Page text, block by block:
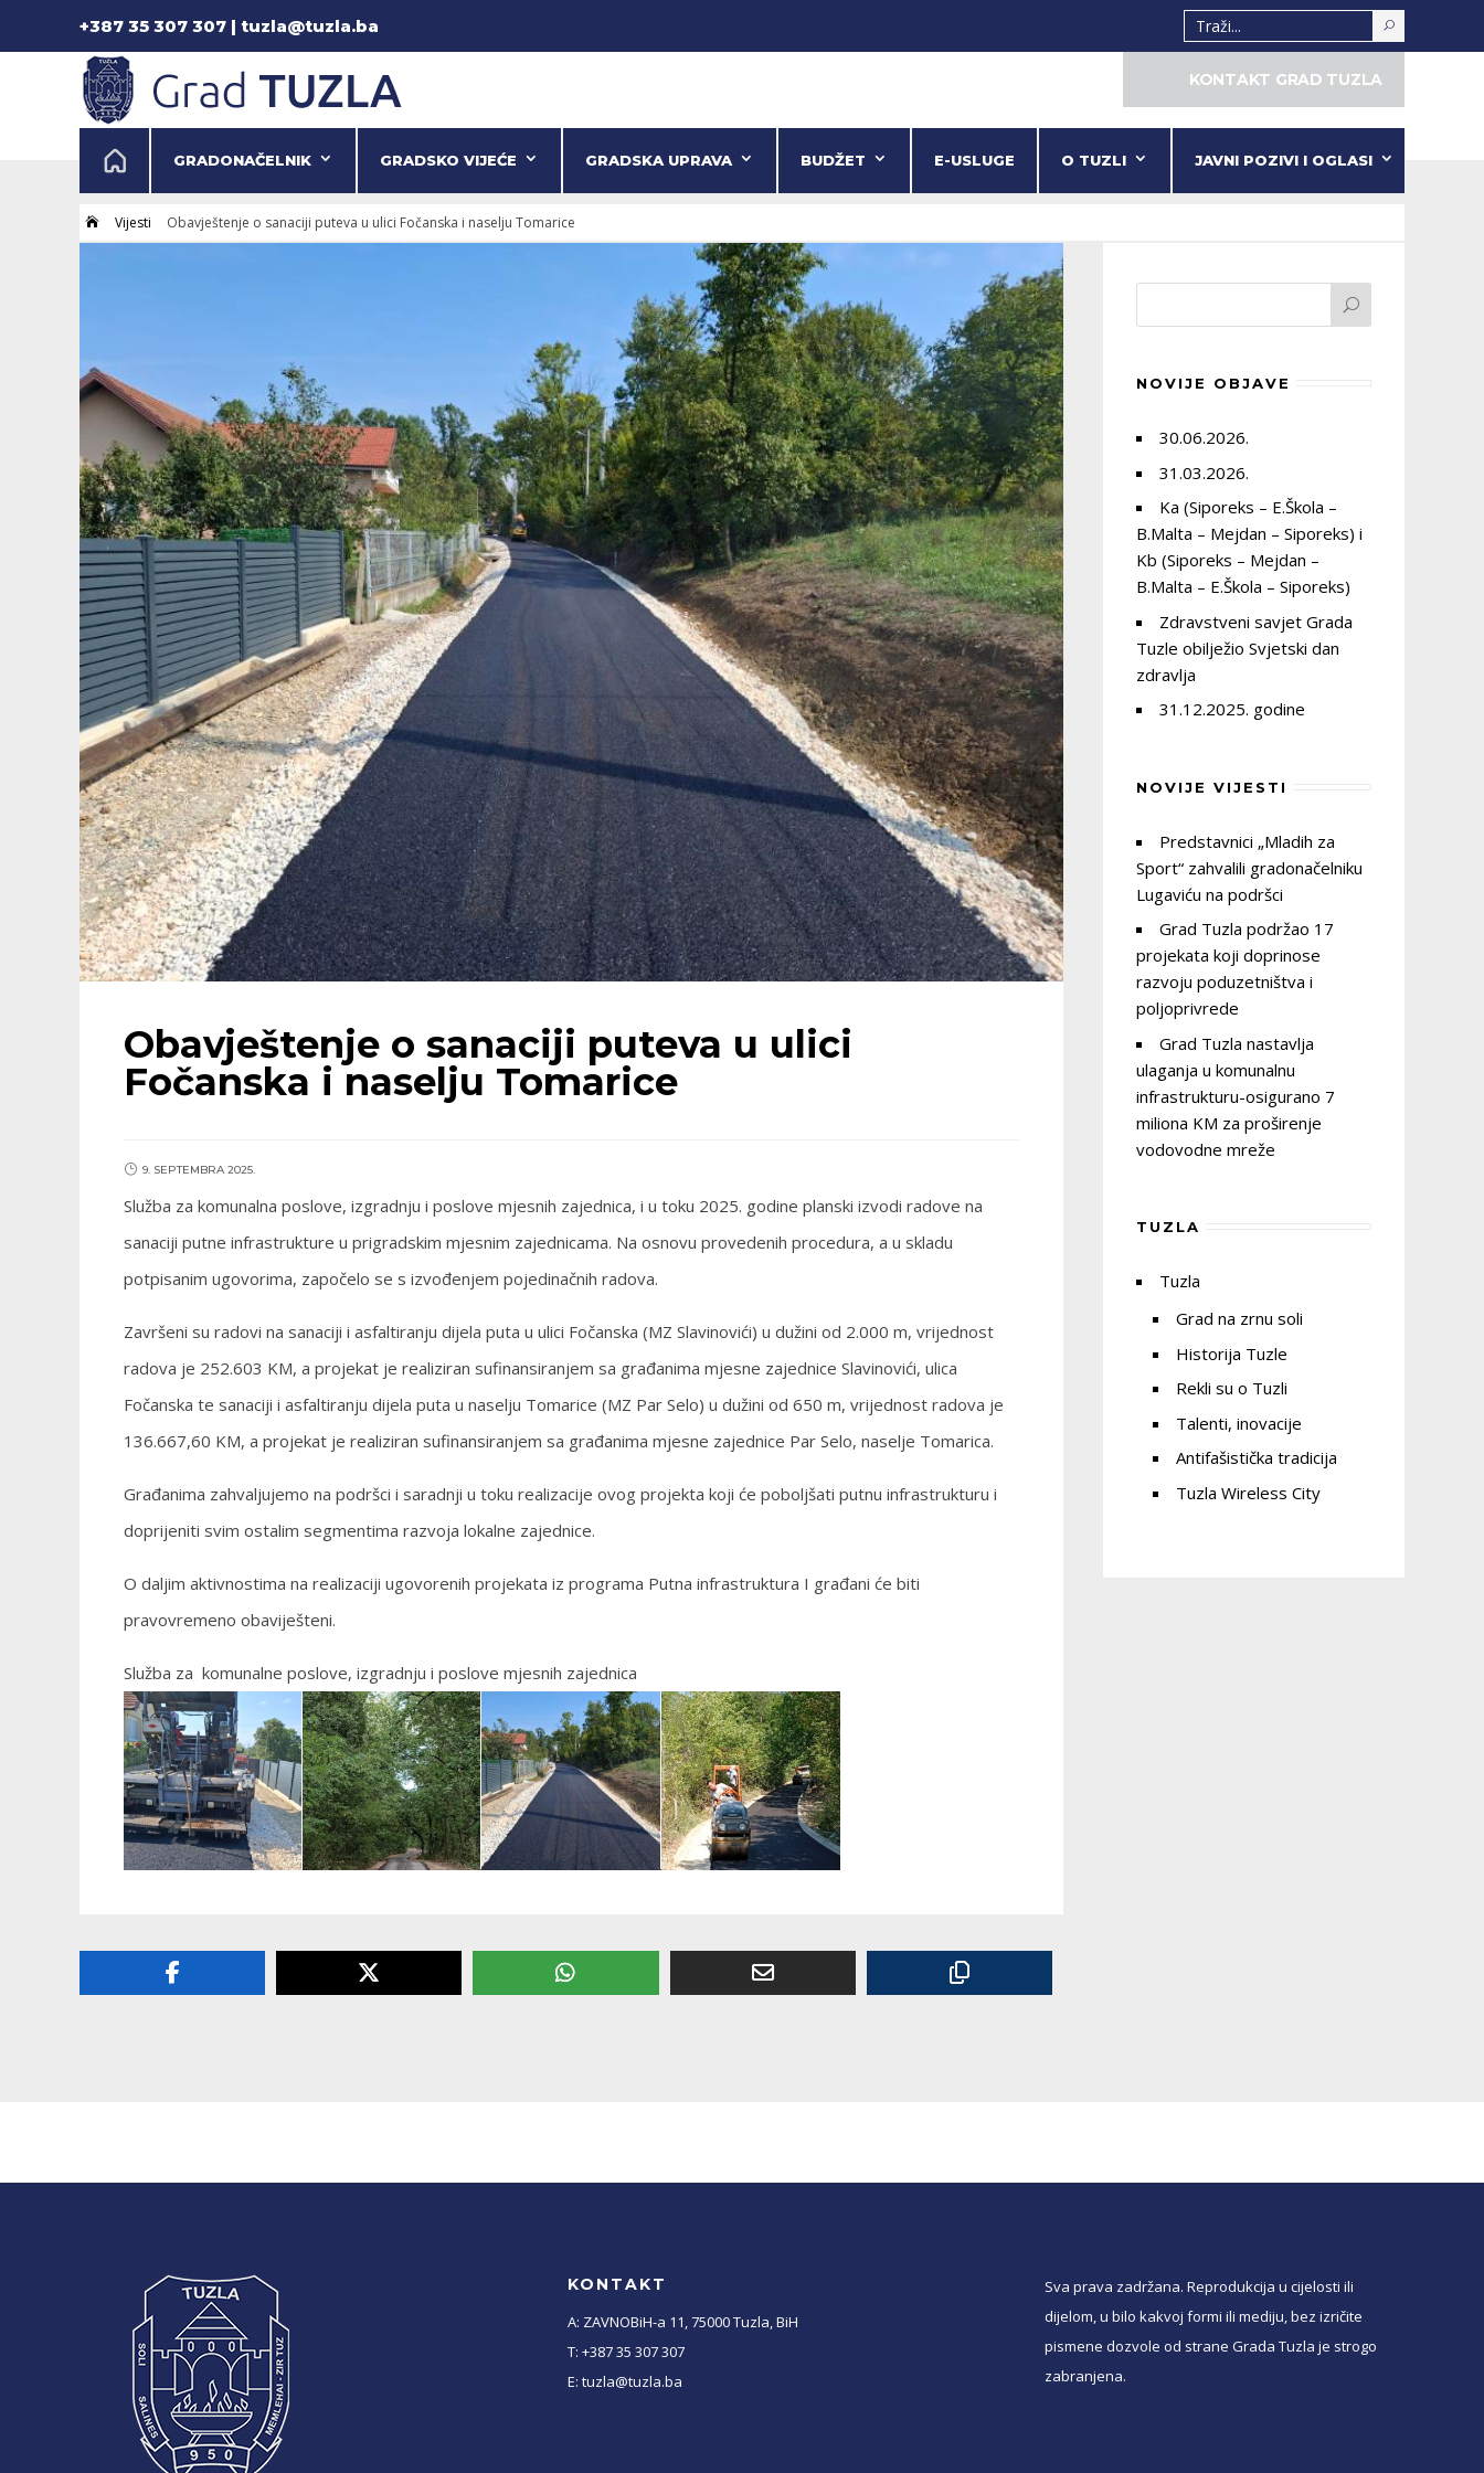
+387 35 307 307 | tuzla@tuzla.ba
KONTAKT GRAD TUZLA
GRADONAČELNIK GRADSKO VIJEĆE GRADSKA UPRAVA BUDŽET E-USLUGE O TUZLI JAVNI POZIVI I OGLASI
 Vijesti Obavještenje o sanaciji puteva u ulici Fočanska i naselju Tomarice
Obavještenje o sanaciji puteva u ulici
Fočanska i naselju Tomarice
9. SEPTEMBRA 2025.
Služba za komunalna poslove, izgradnju i poslove mjesnih zajednica, i u toku 2025. godine planski izvodi radove na
sanaciji putne infrastrukture u prigradskim mjesnim zajednicama. Na osnovu provedenih procedura, a u skladu
potpisanim ugovorima, započelo se s izvođenjem pojedinačnih radova.
Završeni su radovi na sanaciji i asfaltiranju dijela puta u ulici Fočanska (MZ Slavinovići) u dužini od 2.000 m, vrijednost
radova je 252.603 KM, a projekat je realiziran sufinansiranjem sa građanima mjesne zajednice Slavinovići, ulica
Fočanska te sanaciji i asfaltiranju dijela puta u naselju Tomarice (MZ Par Selo) u dužini od 650 m, vrijednost radova je
136.667,60 KM, a projekat je realiziran sufinansiranjem sa građanima mjesne zajednice Par Selo, naselje Tomarica.
Građanima zahvaljujemo na podršci i saradnji u toku realizacije ovog projekta koji će poboljšati putnu infrastrukturu i
doprijeniti svim ostalim segmentima razvoja lokalne zajednice.
O daljim aktivnostima na realizaciji ugovorenih projekata iz programa Putna infrastruktura I građani će biti
pravovremeno obaviješteni.
Služba za komunalne poslove, izgradnju i poslove mjesnih zajednica
NOVIJE OBJAVE
30.06.2026.
31.03.2026.
Ka (Siporeks – E.Škola –
B.Malta – Mejdan – Siporeks) i
Kb (Siporeks – Mejdan –
B.Malta – E.Škola – Siporeks)
Zdravstveni savjet Grada
Tuzle obilježio Svjetski dan
zdravlja
31.12.2025. godine
NOVIJE VIJESTI
Predstavnici „Mladih za
Sport“ zahvalili gradonačelniku
Lugaviću na podršci
Grad Tuzla podržao 17
projekata koji doprinose
razvoju poduzetništva i
poljoprivrede
Grad Tuzla nastavlja
ulaganja u komunalnu
infrastrukturu-osigurano 7
miliona KM za proširenje
vodovodne mreže
TUZLA
Tuzla
Grad na zrnu soli
Historija Tuzle
Rekli su o Tuzli
Talenti, inovacije
Antifašistička tradicija
Tuzla Wireless City
KONTAKT
A: ZAVNOBiH-a 11, 75000 Tuzla, BiH
T: +387 35 307 307
E: tuzla@tuzla.ba
Sva prava zadržana. Reprodukcija u cijelosti ili
dijelom, u bilo kakvoj formi ili mediju, bez izričite
pismene dozvole od strane Grada Tuzla je strogo
zabranjena.